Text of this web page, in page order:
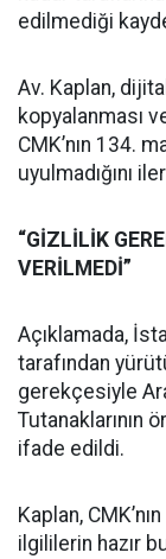
edilmediği
Av. Kaplan,
kopyalanması
CMK’nın 134.
uyulmadığını
“GİZLİLİK
VERİLMEDİ”
Açıklamada,
tarafından
gerekçesiyle
Tutanaklarının
ifade edildi.
Kaplan,
ilgililerin hazır